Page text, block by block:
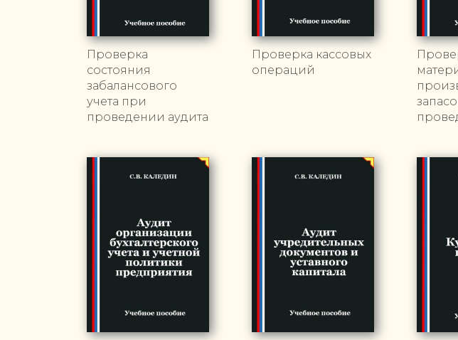
Проверка
состояния
забалансового
учета при
проведении аудита
Проверка кассовых
операций